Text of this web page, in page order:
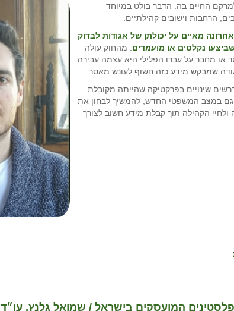
החיים בה. הדבר בולט במיוחד
הרחבות וישובים קהילתיים.
מאיים על יכולתן של אגודות לבדוק
נקלטים או מועמדים . מהחוק עולה
מחבר על עברו הפלילי היא עצמה עבירה
שמבקש מידע כזה חשוף לעונש מאסר.
שינויים בפרקטיקה שהייתה מקובלת
גם במצב המשפטי החדש, להמשיך לבחון את
הקהילה תוך קבלת מידע חשוב לצורך
המועסקים בישראל / שמואל גלנץ, עו״ד